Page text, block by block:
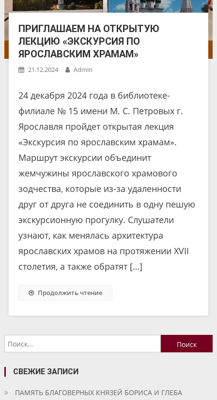
ПРИГЛАШАЕМ НА ОТКРЫТУЮ
ЛЕКЦИЮ «ЭКСКУРСИЯ ПО
ЯРОСЛАВСКИМ ХРАМАМ»
21.12.2024 Admin
24 декабря 2024 года в библиотеке-
филиале № 15 имени М. С. Петровых г.
Ярославля пройдет открытая лекция
«Экскурсия по ярославским храмам».
Маршрут экскурсии объединит
жемчужины ярославского храмового
зодчества, которые из-за удаленности
друг от друга не соединить в одну пешую
экскурсионную прогулку. Слушатели
узнают, как менялась архитектура
ярославских храмов на протяжении XVII
столетия, а также обратят […]
Продолжить чтение
Найти:
СВЕЖИЕ ЗАПИСИ
ПАМЯТЬ БЛАГОВЕРНЫХ КНЯЗЕЙ БОРИСА И ГЛЕБА